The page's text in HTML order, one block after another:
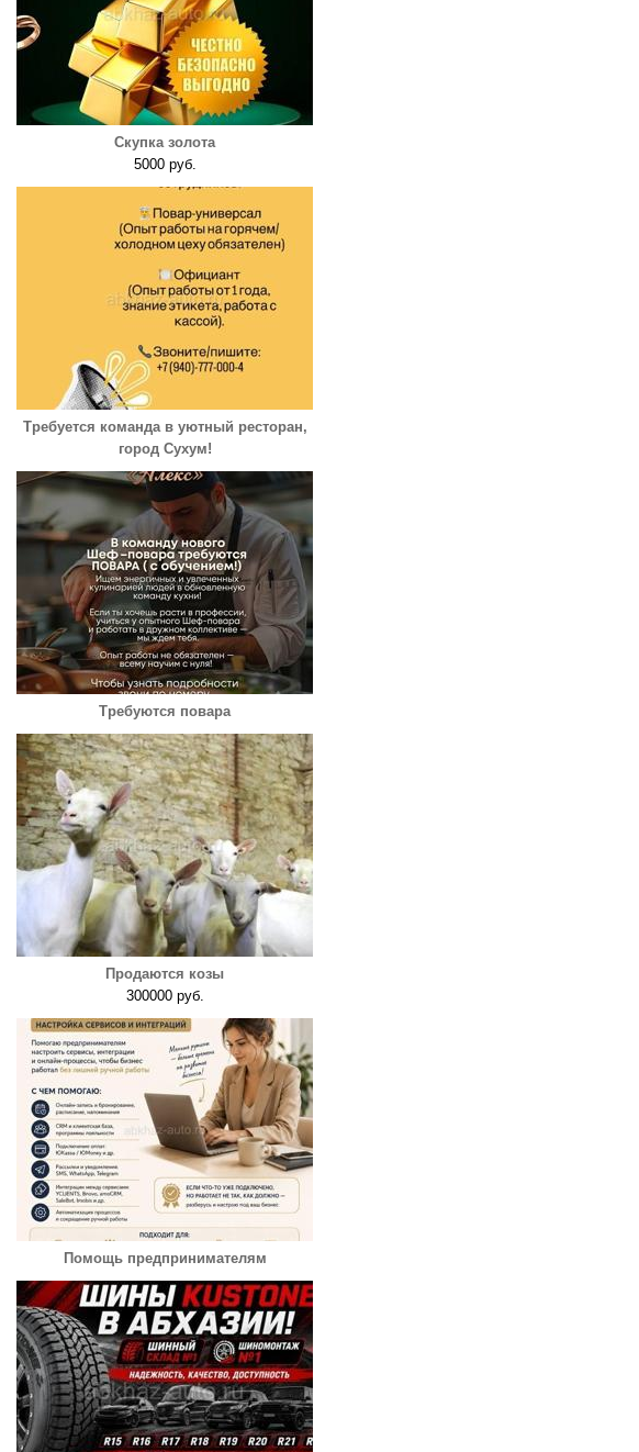
Скупка золота
5000 руб.
Требуется команда в уютный ресторан,
город Сухум!
Требуются повара
Продаются козы
300000 руб.
Помощь предпринимателям